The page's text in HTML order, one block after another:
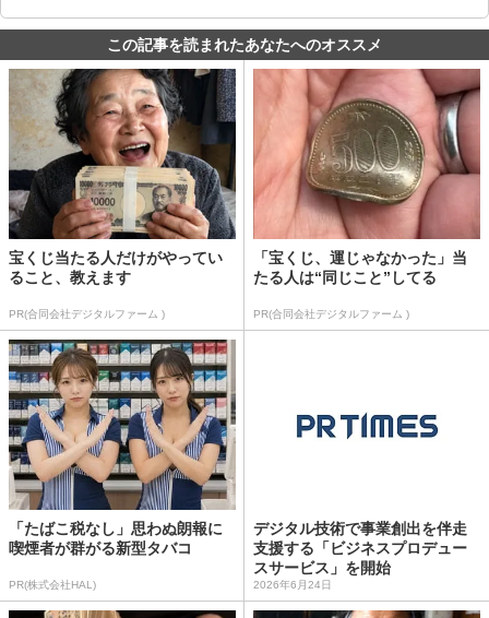
この記事を読まれたあなたへのオススメ
宝くじ当たる人だけがやってい
ること、教えます
PR(合同会社デジタルファーム )
「宝くじ、運じゃなかった」当
たる人は“同じこと”してる
PR(合同会社デジタルファーム )
「たばこ税なし」思わぬ朗報に
喫煙者が群がる新型タバコ
PR(株式会社HAL)
デジタル技術で事業創出を伴走
支援する「ビジネスプロデュー
スサービス」を開始
2026年6月24日